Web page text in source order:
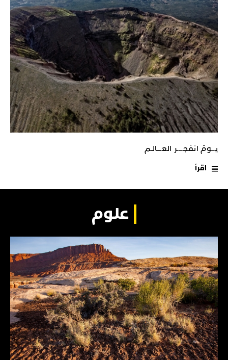
يـــومَ انفجـــــر العــــالـم
اقرأ
علوم